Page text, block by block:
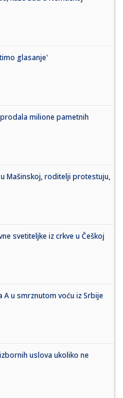
glasanje'
milione pametnih
u Mašinskoj, roditelji protestuju,
svetiteljke iz crkve u Češkoj
u smrznutom voću iz Srbije
uslova ukoliko ne